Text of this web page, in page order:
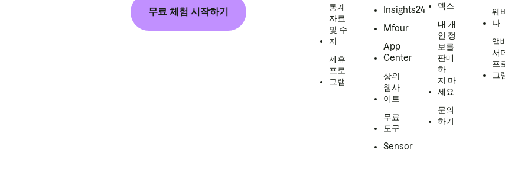
무료 체험 시작하기
통계
자료
및 수
치
제휴
프로
그램
Insights24
Mfour
App
Center
상위
웹사
이트
무료
도구
Sensor
덱스
내 개
인 정
보를
판매
하
지 마
세요
문의
하기
웨
나
앰
서
프
그